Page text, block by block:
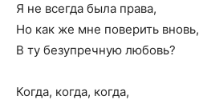
Я не всегда была права,
Но как же мне поверить вновь,
В ту безупречную любовь?
Когда, когда, когда,